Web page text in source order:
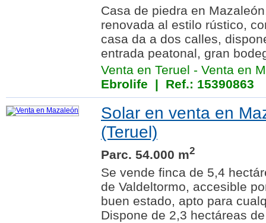
Casa de piedra en
renovada al estilo rústico,
casa da a dos calles,
entrada peatonal, gran
Venta en Teruel - Venta en
Ebrolife | Ref.: 15390863
Solar en venta en
(Teruel)
Parc. 54.000 m2
Se vende finca de 5,4
de Valdeltormo, accesible
buen estado, apto para
Dispone de 2,3 hectáreas